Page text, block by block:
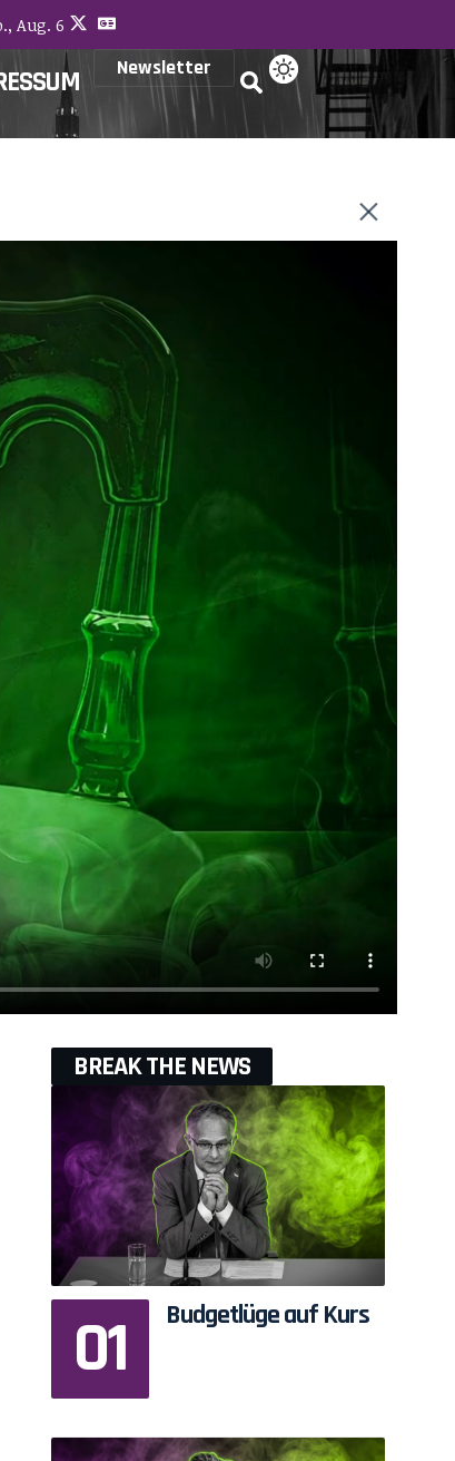
Aug. 6
Newsletter
BREAK THE NEWS
Budgetlüge auf Kurs